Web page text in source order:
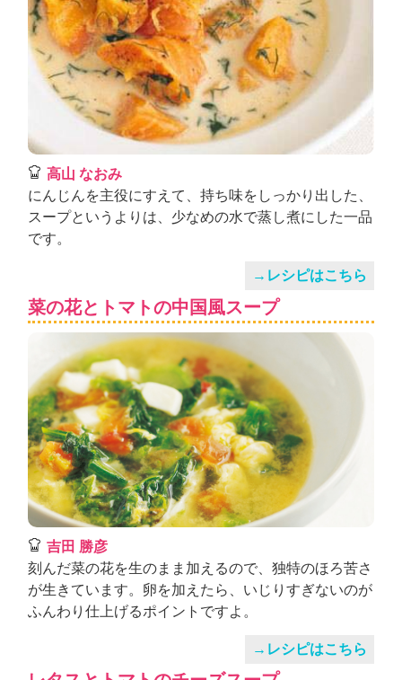
高山 なおみ
にんじんを主役にすえて、持ち味をしっかり出した、
スープというよりは、少なめの水で蒸し煮にした一品
です。
→レシピはこちら
菜の花とトマトの中国風スープ
吉田 勝彦
刻んだ菜の花を生のまま加えるので、独特のほろ苦さ
が生きています。卵を加えたら、いじりすぎないのが
ふんわり仕上げるポイントですよ。
→レシピはこちら